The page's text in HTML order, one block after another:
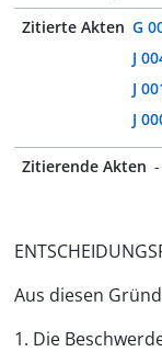
Zitierte Akten G
J
J
J
Zitierende Akten -
Aus diesen
1. Die